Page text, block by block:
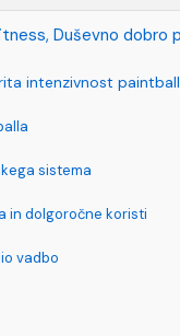
Duševno
intenzivnost paintball
sistema
in dolgoročne koristi
vadbo